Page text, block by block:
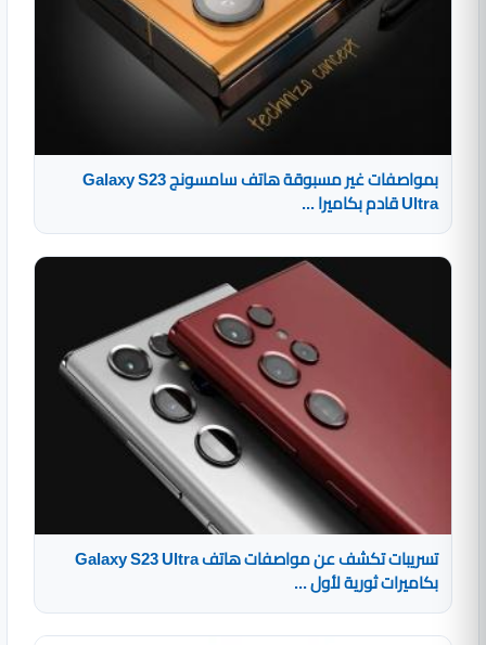
بمواصفات غير مسبوقة هاتف سامسونج Galaxy S23
Ultra قادم بكاميرا ...
تسريبات تكشف عن مواصفات هاتف Galaxy S23 Ultra
بكاميرات ثورية لأول ...